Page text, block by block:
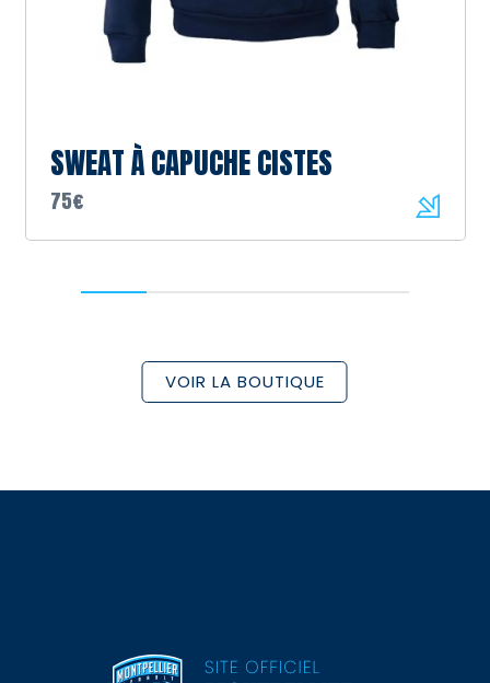
VOIR LA BOUTIQUE
SWEAT À CAPUCHE CISTES
75€